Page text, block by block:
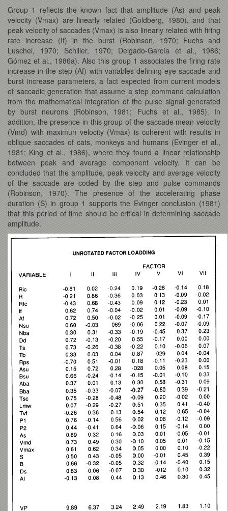
Group 1 reflects the known fact that amplitude (As) and peak
velocity (Vmax) are linearly related (Goldberg, 1980), and that
peak velocity of saccades (Vmax) is also linearly related with firing
rate increase (If) in the burst (Robinson, 1970; Fuchs and
Luschei, 1970; Schiller, 1970; Delgado-García et al., 1986;
Gómez et al., 1986a). Also this group 1 associates the firing rate
increase in the step (Af) with variables defining eye saccade and
burst increase parameters, a fact expected from current models
of saccadic generation that assume a step command calculation
from the mathematical integration of the pulse signal generated
by burst neurons (Robinson, 1981; Fuchs et al., 1985). In
addition, the presence in this group of the saccade mean velocity
(Vmd) with maximun velocity (Vmax) is coherent with results in
oblique saccades of cats, monkeys and humans (Evinger et al.,
1981; King et al., 1986), where they found a linear relationship
between peak and average component velocity. It can be
concluded that the amplitude, peak velocity and average velocity
of the saccade are coded by the step and pulse commands
(Robinson, 1970). The presence of the accelerating phase
duration (S) in group 1 supports the Evinger conclusion (1981)
that this period of time should be critical in determining saccade
amplitude.